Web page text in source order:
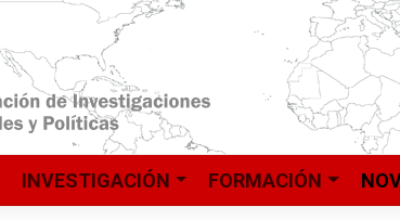
INVESTIGACIÓN FORMACIÓN